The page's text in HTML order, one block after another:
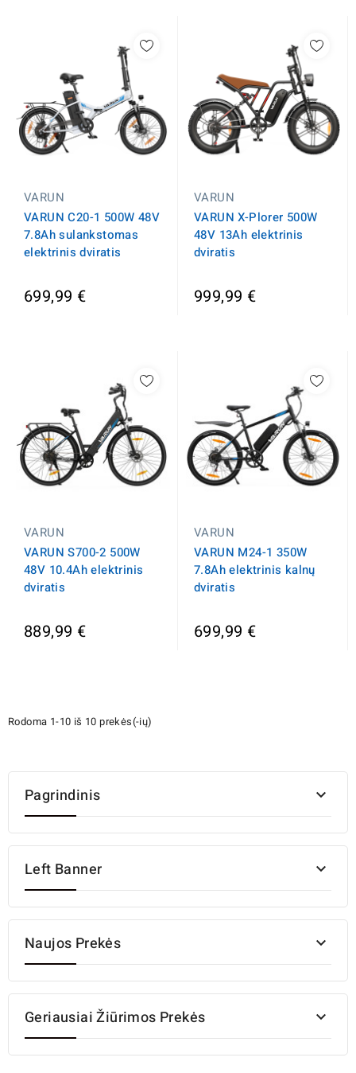
VARUN
VARUN C20-1 500W 48V
7.8Ah sulankstomas
elektrinis dviratis
699,99 €
VARUN
VARUN X-Plorer 500W
48V 13Ah elektrinis
dviratis
999,99 €
VARUN
VARUN S700-2 500W
48V 10.4Ah elektrinis
dviratis
889,99 €
VARUN
VARUN M24-1 350W
7.8Ah elektrinis kalnų
dviratis
699,99 €
Rodoma 1-10 iš 10 prekės(-ių)
Pagrindinis 
Left Banner 
Naujos Prekės 
Geriausiai Žiūrimos Prekės 